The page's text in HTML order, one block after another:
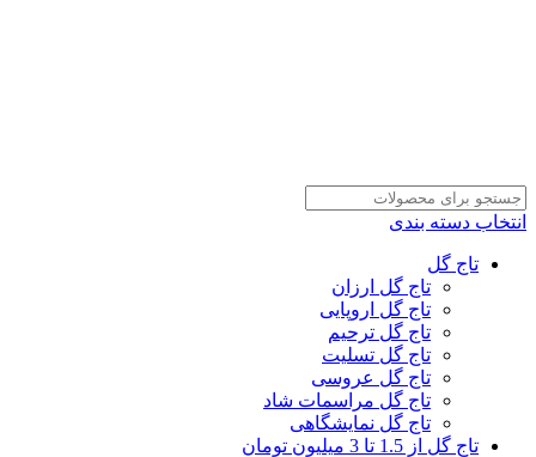
انتخاب دسته بندی
تاج گل
تاج گل ارزان
تاج گل اروپایی
تاج گل ترحیم
تاج گل تسلیت
تاج گل عروسی
تاج گل مراسمات شاد
تاج گل نمایشگاهی
تاج گل از 1.5 تا 3 میلیون تومان